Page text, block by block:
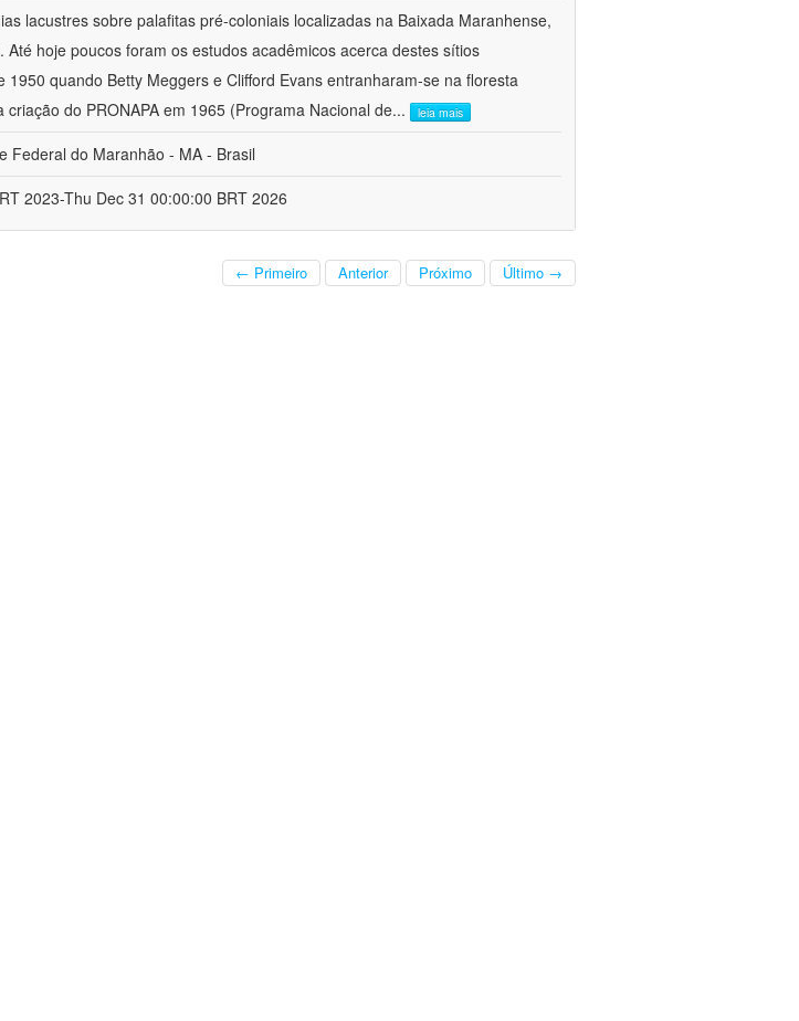
lacustres sobre palafitas pré-coloniais localizadas na Baixada Maranhense,
hoje poucos foram os estudos acadêmicos acerca destes sítios
1950 quando Betty Meggers e Clifford Evans entranharam-se na floresta
do PRONAPA em 1965 (Programa Nacional de... leia mais
Federal do Maranhão - MA - Brasil
2023-Thu Dec 31 00:00:00 BRT 2026
← Primeiro Anterior Próximo Último →